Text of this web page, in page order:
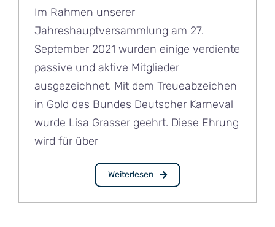
Im Rahmen unserer
Jahreshauptversammlung am 27.
September 2021 wurden einige verdiente
passive und aktive Mitglieder
ausgezeichnet. Mit dem Treueabzeichen
in Gold des Bundes Deutscher Karneval
wurde Lisa Grasser geehrt. Diese Ehrung
wird für über
Weiterlesen